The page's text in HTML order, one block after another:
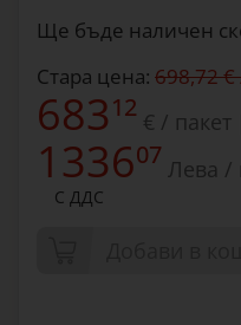
Ще бъде наличен
Стара цена: 698,72
68312 € / пакет
133607 Лева /
С ДДС